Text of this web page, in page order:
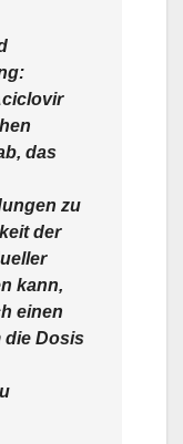
das
zu
der
kann,
einen
die Dosis